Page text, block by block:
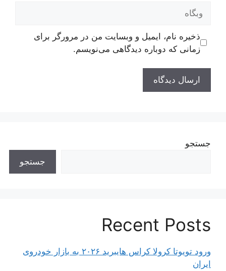
وبگاه
ذخیره نام، ایمیل و وبسایت من در مرورگر برای
زمانی که دوباره دیدگاهی می‌نویسم.
جستجو
جستجو
Recent Posts
ورود تویوتا کرولا کراس هایبرید ۲۰۲۶ به بازار خودروی
ایران